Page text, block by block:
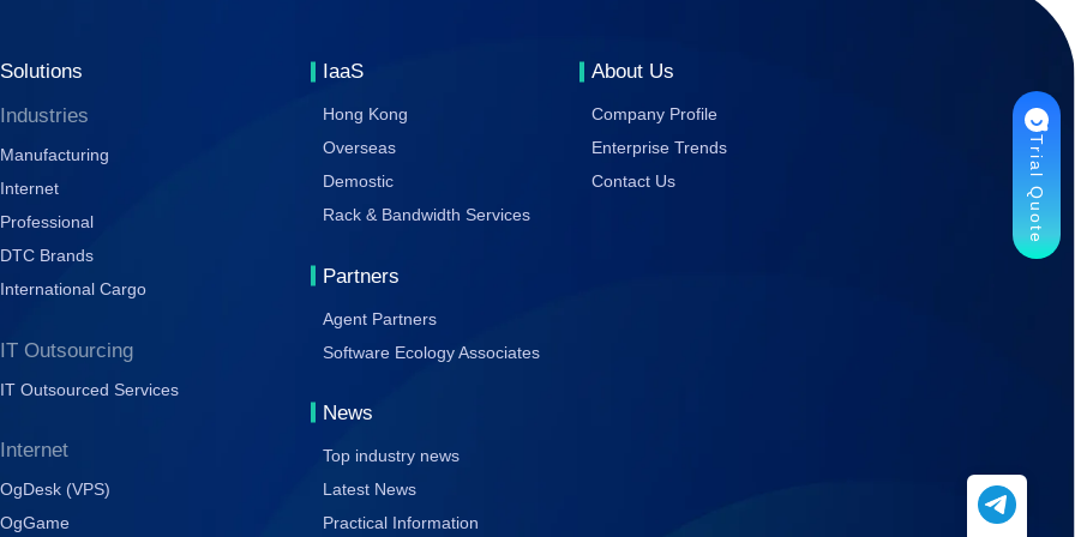
Solutions
Industries
Manufacturing
Internet
Professional
DTC Brands
International Cargo
IT Outsourcing
IT Outsourced Services
Internet
OgDesk (VPS)
OgGame
IaaS
Hong Kong
Overseas
Demostic
Rack & Bandwidth Services
Partners
Agent Partners
Software Ecology Associates
News
Top industry news
Latest News
Practical Information
About Us
Company Profile
Enterprise Trends
Contact Us
Trial Quote